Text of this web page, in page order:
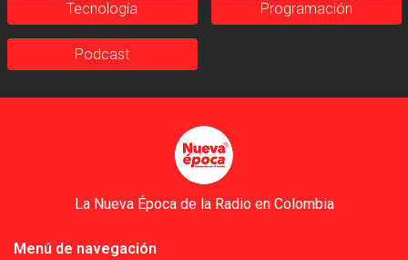
Tecnología Programación
Podcast
La Nueva Época de la Radio en Colombia
Menú de navegación